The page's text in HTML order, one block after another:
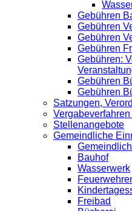
Gebühren
Gebühren
Gebühren
Gebühren
Gebühren:
Gebühren
Gebühren
Satzungen,
Stellenangebote
Gemeindliche
Bauhof
Wasserwerk
Freibad